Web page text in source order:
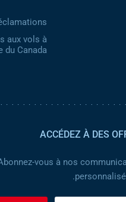
aux vols à
du Canada
ACCÉDEZ À DES
vous à nos